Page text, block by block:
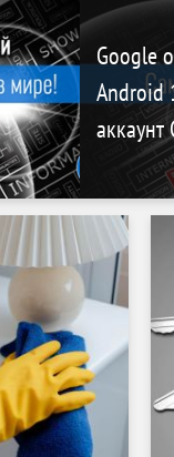
Google
Android